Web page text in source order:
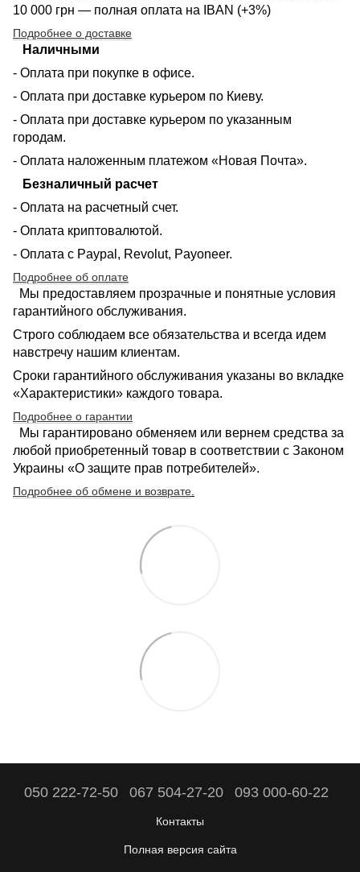
10 000 грн — полная оплата на IBAN (+3%)
Подробнее о доставке
Наличными
- Оплата при покупке в офисе.
- Оплата при доставке курьером по Киеву.
- Оплата при доставке курьером по указанным
городам.
- Оплата наложенным платежом «Новая Почта».
Безналичный расчет
- Оплата на расчетный счет.
- Оплата криптовалютой.
- Оплата с Paypal, Revolut, Payoneer.
Подробнее об оплате
Мы предоставляем прозрачные и понятные условия
гарантийного обслуживания.
Строго соблюдаем все обязательства и всегда идем
навстречу нашим клиентам.
Сроки гарантийного обслуживания указаны во вкладке
«Характеристики» каждого товара.
Подробнее о гарантии
Мы гарантировано обменяем или вернем средства за
любой приобретенный товар в соответствии с Законом
Украины «О защите прав потребителей».
Подробнее об обмене и возврате
050 222-72-50 067 504-27-20 093 000-60-22
Контакты
Полная версия сайта